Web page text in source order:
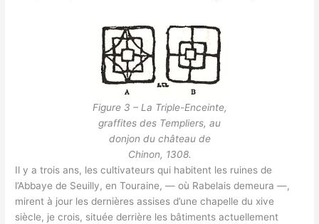
Figure 3 – La Triple-Enceinte,
graffites des Templiers, au
donjon du château de
Chinon, 1308.
Il y a trois ans, les cultivateurs qui habitent les ruines de
l’Abbaye de Seuilly, en Touraine, — où Rabelais demeura —,
mirent à jour les dernières assises d’une chapelle du xive
siècle, je crois, située derrière les bâtiments actuellement